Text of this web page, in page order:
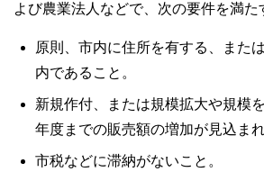
よび農業法人などで、次の要件を満た
原則、市内に住所を有する、また
内であること。
新規作付、または規模拡大や規模
年度までの販売額の増加が見込まれ
市税などに滞納がないこと。